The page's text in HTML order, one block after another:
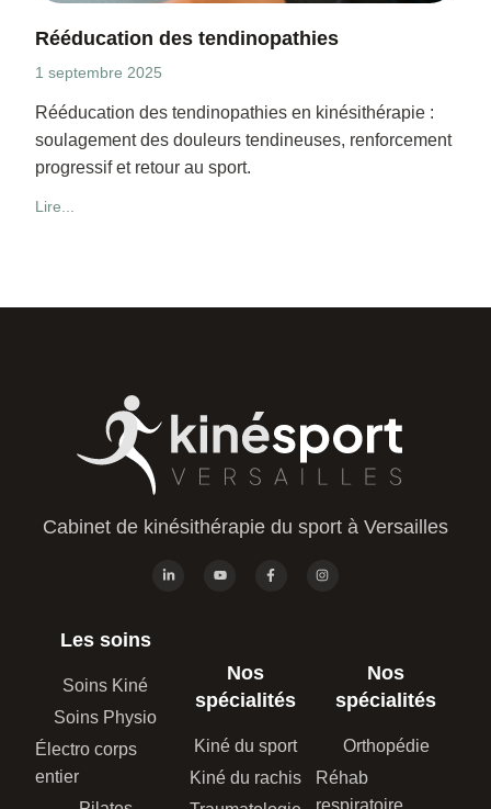
Rééducation des tendinopathies
1 septembre 2025
Rééducation des tendinopathies en kinésithérapie :
soulagement des douleurs tendineuses, renforcement
progressif et retour au sport.
Lire...
Cabinet de kinésithérapie du sport à Versailles
Les soins
Soins Kiné
Soins Physio
Électro corps
entier
Nos
spécialités
Kiné du sport
Kiné du rachis
Nos
spécialités
Orthopédie
Réhab
respiratoire